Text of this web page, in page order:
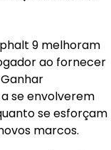
9 melhoram
ao fornecer
se envolverem
se esforçam
marcos.